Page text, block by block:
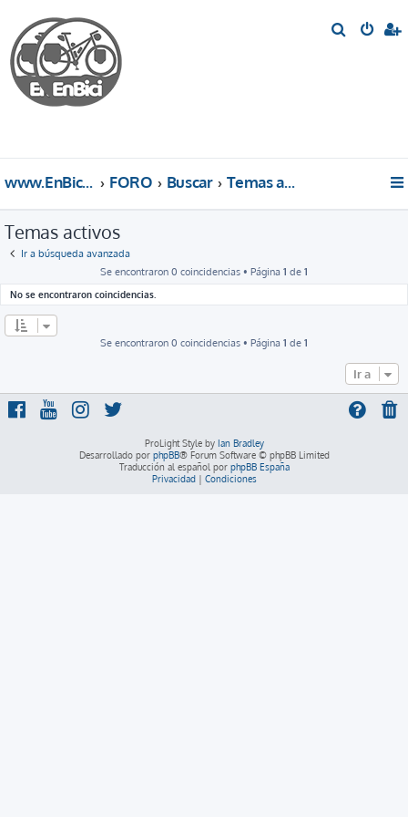
www.EnBici.eu FORO Buscar Temas activos
Temas activos
Ir a búsqueda avanzada
Se encontraron 0 coincidencias • Página 1 de 1
No se encontraron coincidencias.
Se encontraron 0 coincidencias • Página 1 de 1
Ir a
ProLight Style by Ian Bradley
Desarrollado por phpBB® Forum Software © phpBB Limited
Traducción al español por phpBB España
Privacidad| Condiciones